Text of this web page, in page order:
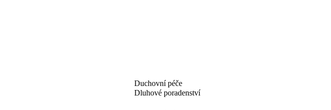
Duchovní péče
Dluhové poradenství